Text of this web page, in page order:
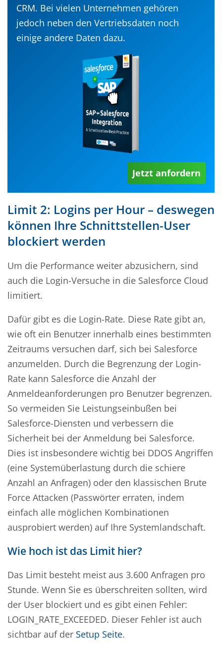
CRM. Bei vielen Unternehmen gehören
jedoch neben den Vertriebsdaten noch
einige andere Daten dazu.
Jetzt anfordern
Limit 2: Logins per Hour – deswegen
können Ihre Schnittstellen-User
blockiert werden
Um die Performance weiter abzusichern, sind
auch die Login-Versuche in die Salesforce Cloud
limitiert.
Dafür gibt es die Login-Rate. Diese Rate gibt an,
wie oft ein Benutzer innerhalb eines bestimmten
Zeitraums versuchen darf, sich bei Salesforce
anzumelden. Durch die Begrenzung der Login-
Rate kann Salesforce die Anzahl der
Anmeldeanforderungen pro Benutzer begrenzen.
So vermeiden Sie Leistungseinbußen bei
Salesforce-Diensten und verbessern die
Sicherheit bei der Anmeldung bei Salesforce.
Dies ist insbesondere wichtig bei DDOS Angriffen
(eine Systemüberlastung durch die schiere
Anzahl an Anfragen) oder den klassischen Brute
Force Attacken (Passwörter erraten, indem
einfach alle möglichen Kombinationen
ausprobiert werden) auf Ihre Systemlandschaft.
Wie hoch ist das Limit hier?
Das Limit besteht meist aus 3.600 Anfragen pro
Stunde. Wenn Sie es überschreiten sollten, wird
der User blockiert und es gibt einen Fehler:
LOGIN_RATE_EXCEEDED. Dieser Fehler ist auch
sichtbar auf der Setup Seite.